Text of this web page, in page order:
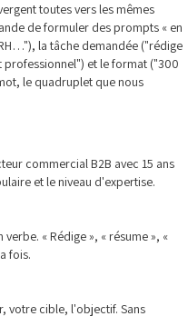
toutes vers les mêmes
de formuler des prompts « en
la tâche demandée ("rédige
et le format ("300
le quadruplet que nous
commercial B2B avec 15 ans
et le niveau d'expertise.
« Rédige », « résume », «
fois.
votre cible, l'objectif. Sans